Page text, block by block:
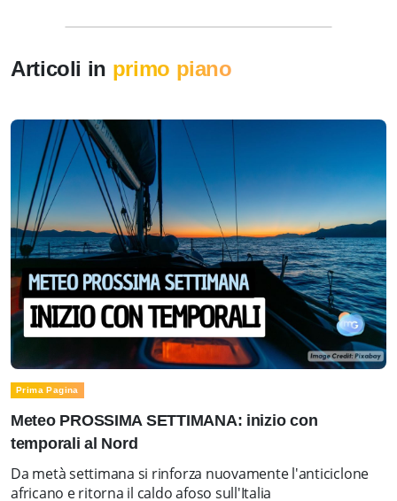
Articoli in primo piano
Prima Pagina
Meteo PROSSIMA SETTIMANA: inizio con
temporali al Nord
Da metà settimana si rinforza nuovamente l'anticiclone
africano e ritorna il caldo afoso sull'Italia